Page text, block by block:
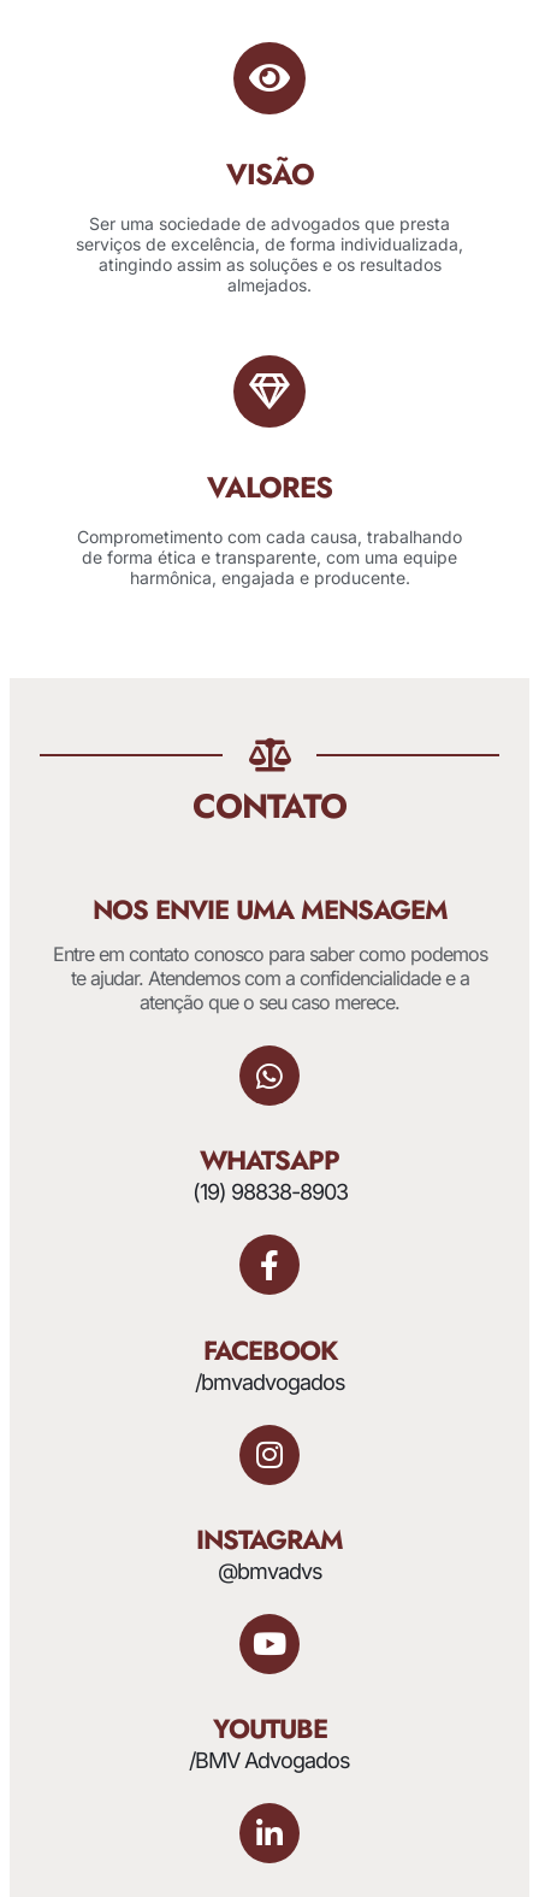
VISÃO
Ser uma sociedade de advogados que presta
serviços de excelência, de forma individualizada,
atingindo assim as soluções e os resultados
almejados.
VALORES
Comprometimento com cada causa, trabalhando
de forma ética e transparente, com uma equipe
harmônica, engajada e producente.
CONTATO
NOS ENVIE UMA MENSAGEM
Entre em contato conosco para saber como podemos
te ajudar. Atendemos com a confidencialidade e a
atenção que o seu caso merece.
WHATSAPP
(19) 98838-8903
FACEBOOK
/bmvadvogados
INSTAGRAM
@bmvadvs
YOUTUBE
/BMV Advogados